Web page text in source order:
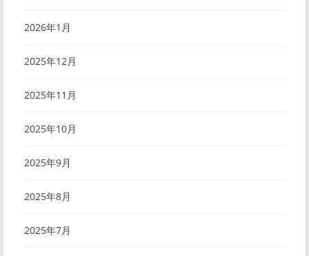
2026年1月
2025年12月
2025年11月
2025年10月
2025年9月
2025年8月
2025年7月